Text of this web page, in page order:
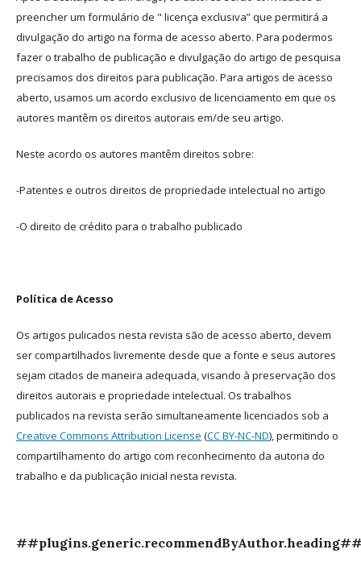
preencher um formulário de " licença exclusiva” que permitirá a
divulgação do artigo na forma de acesso aberto. Para podermos
fazer o trabalho de publicação e divulgação do artigo de pesquisa
precisamos dos direitos para publicação. Para artigos de acesso
aberto, usamos um acordo exclusivo de licenciamento em que os
autores mantêm os direitos autorais em/de seu artigo.
Neste acordo os autores mantêm direitos sobre:
-Patentes e outros direitos de propriedade intelectual no artigo
-O direito de crédito para o trabalho publicado
Política de Acesso
Os artigos pulicados nesta revista são de acesso aberto, devem
ser compartilhados livremente desde que a fonte e seus autores
sejam citados de maneira adequada, visando à preservação dos
direitos autorais e propriedade intelectual. Os trabalhos
publicados na revista serão simultaneamente licenciados sob a
Creative Commons Attribution License (CC BY-NC-ND), permitindo o
compartilhamento do artigo com reconhecimento da autoria do
trabalho e da publicação inicial nesta revista.